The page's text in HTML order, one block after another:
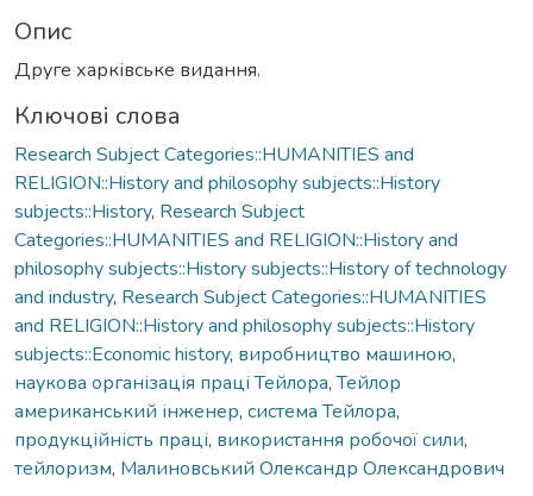
Опис
Друге харківське видання.
Ключові слова
Research Subject Categories::HUMANITIES and
RELIGION::History and philosophy subjects::History
subjects::History, Research Subject
Categories::HUMANITIES and RELIGION::History and
philosophy subjects::History subjects::History of technology
and industry, Research Subject Categories::HUMANITIES
and RELIGION::History and philosophy subjects::History
subjects::Economic history, виробництво машиною,
наукова організація праці Тейлора,Тейлор
американський інженер, система Тейлора,
продукційність праці, використання робочої сили,
тейлоризм, Малиновський Олександр Олександрович